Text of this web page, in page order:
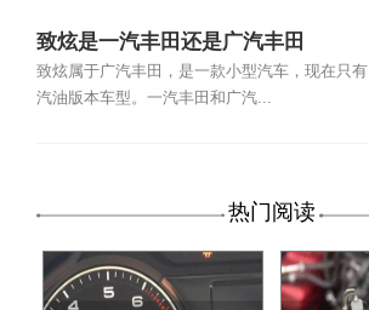
致炫是一汽丰田还是广汽丰田
致炫属于广汽丰田，是一款小型汽车，现在只有
汽油版本车型。一汽丰田和广汽...
热门阅读